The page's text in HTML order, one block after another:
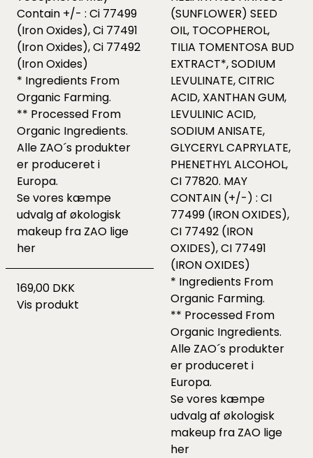
Contain +/- : Ci 77499
(Iron Oxides), Ci 77491
(Iron Oxides), Ci 77492
(Iron Oxides)
* Ingredients From
Organic Farming.
** Processed From
Organic Ingredients.
Alle ZAO´s produkter
er produceret i
Europa.
Se vores kæmpe
udvalg af økologisk
makeup fra ZAO lige
her
169,00 DKK
Vis produkt
(SUNFLOWER) SEED
OIL, TOCOPHEROL,
TILIA TOMENTOSA BUD
EXTRACT*, SODIUM
LEVULINATE, CITRIC
ACID, XANTHAN GUM,
LEVULINIC ACID,
SODIUM ANISATE,
GLYCERYL CAPRYLATE,
PHENETHYL ALCOHOL,
CI 77820. MAY
CONTAIN (+/-) : CI
77499 (IRON OXIDES),
CI 77492 (IRON
OXIDES), CI 77491
(IRON OXIDES)
* Ingredients From
Organic Farming.
** Processed From
Organic Ingredients.
Alle ZAO´s produkter
er produceret i
Europa.
Se vores kæmpe
udvalg af økologisk
makeup fra ZAO lige
her